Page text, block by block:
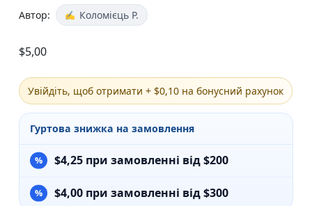
Автор: Коломієць Р.
$5,00
Увійдіть, щоб отримати + $0,10 на бонусний рахунок
Гуртова знижка на замовлення
$4,25 при замовленні від $200
$4,00 при замовленні від $300